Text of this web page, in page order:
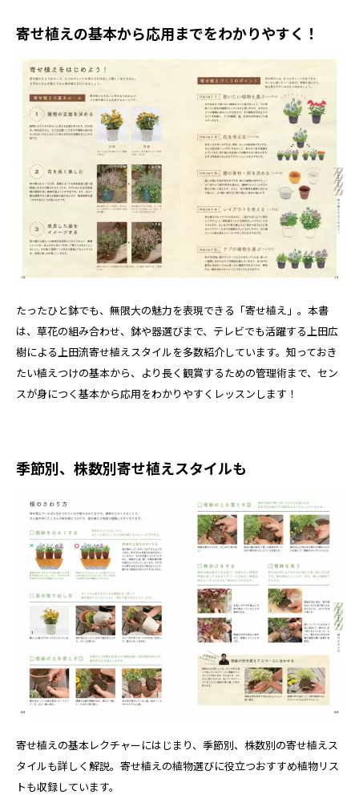
寄せ植えの基本から応用までをわかりやすく！
たったひと鉢でも、無限大の魅力を表現できる「寄せ植え」。本書
は、草花の組み合わせ、鉢や器選びまで、テレビでも活躍する上田広
樹による上田流寄せ植えスタイルを多数紹介しています。知っておき
たい植えつけの基本から、より長く観賞するための管理術まで、セン
スが身につく基本から応用をわかりやすくレッスンします！
季節別、株数別寄せ植えスタイルも
寄せ植えの基本レクチャーにはじまり、季節別、株数別の寄せ植えス
タイルも詳しく解説。寄せ植えの植物選びに役立つおすすめ植物リス
トも収録しています。